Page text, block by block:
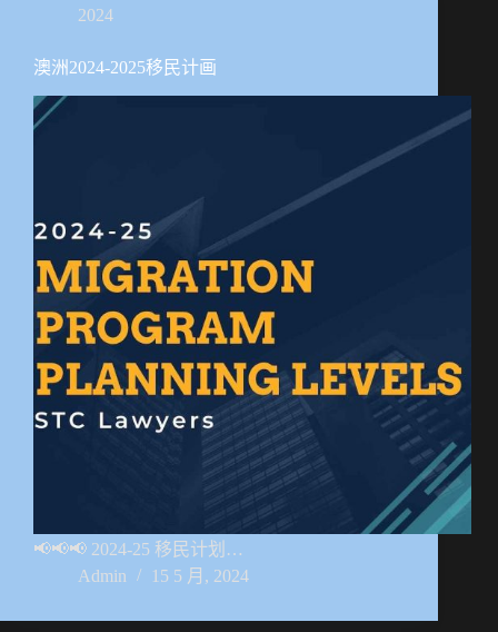
2024
澳洲2024-2025移民计画
📢📢📢 2024-25 移民计划…
Admin
15 5 月, 2024